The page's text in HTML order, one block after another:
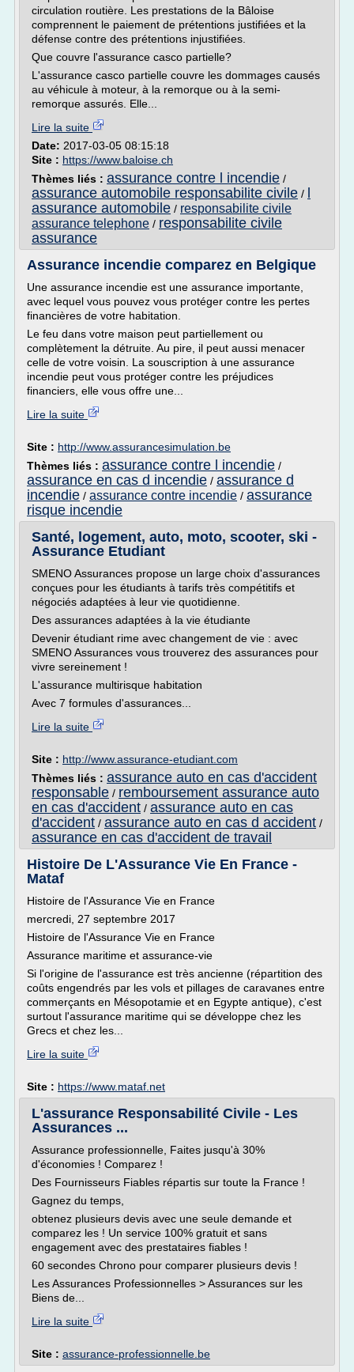
circulation routière. Les prestations de la Bâloise
comprennent le paiement de prétentions justifiées et la
défense contre des prétentions injustifiées.
Que couvre l'assurance casco partielle?
L'assurance casco partielle couvre les dommages causés
au véhicule à moteur, à la remorque ou à la semi-
remorque assurés. Elle...
Lire la suite
Date: 2017-03-05 08:15:18
Site : https://www.baloise.ch
Thèmes liés : assurance contre l incendie /
assurance automobile responsabilite civile /
assurance automobile / responsabilite civile
assurance telephone / responsabilite civile
assurance
Assurance incendie comparez en Belgique
Une assurance incendie est une assurance importante,
avec lequel vous pouvez vous protéger contre les pertes
financières de votre habitation.
Le feu dans votre maison peut partiellement ou
complètement la détruite. Au pire, il peut aussi menacer
celle de votre voisin. La souscription à une assurance
incendie peut vous protéger contre les préjudices
financiers, elle vous offre une...
Lire la suite
Site : http://www.assurancesimulation.be
Thèmes liés : assurance contre l incendie /
assurance en cas d incendie / assurance d
incendie / assurance contre incendie / assurance
risque incendie
Santé, logement, auto, moto, scooter, ski -
Assurance Etudiant
SMENO Assurances propose un large choix d'assurances
conçues pour les étudiants à tarifs très compétitifs et
négociés adaptées à leur vie quotidienne.
Des assurances adaptées à la vie étudiante
Devenir étudiant rime avec changement de vie : avec
SMENO Assurances vous trouverez des assurances pour
vivre sereinement !
L'assurance multirisque habitation
Avec 7 formules d'assurances...
Lire la suite
Site : http://www.assurance-etudiant.com
Thèmes liés : assurance auto en cas d'accident
responsable / remboursement assurance auto
en cas d'accident / assurance auto en cas
d'accident / assurance auto en cas d accident /
assurance en cas d'accident de travail
Histoire De L'Assurance Vie En France -
Mataf
Histoire de l'Assurance Vie en France
mercredi, 27 septembre 2017
Histoire de l'Assurance Vie en France
Assurance maritime et assurance-vie
Si l'origine de l'assurance est très ancienne (répartition des
coûts engendrés par les vols et pillages de caravanes entre
commerçants en Mésopotamie et en Egypte antique), c'est
surtout l'assurance maritime qui se développe chez les
Grecs et chez les...
Lire la suite
Site : https://www.mataf.net
L'assurance Responsabilité Civile - Les
Assurances ...
Assurance professionnelle, Faites jusqu'à 30%
d'économies ! Comparez !
Des Fournisseurs Fiables répartis sur toute la France !
Gagnez du temps,
obtenez plusieurs devis avec une seule demande et
comparez les ! Un service 100% gratuit et sans
engagement avec des prestataires fiables !
60 secondes Chrono pour comparer plusieurs devis !
Les Assurances Professionnelles > Assurances sur les
Biens de...
Lire la suite
Site : assurance-professionnelle.be